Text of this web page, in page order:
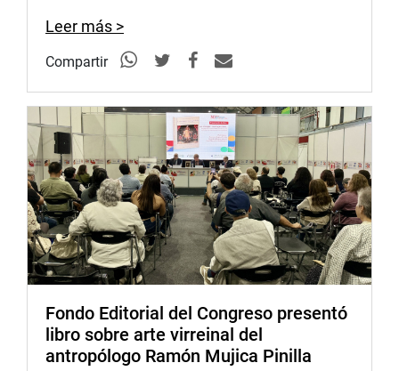
Leer más >
Compartir
Fondo Editorial del Congreso presentó
libro sobre arte virreinal del
antropólogo Ramón Mujica Pinilla